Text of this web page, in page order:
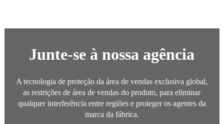
Junte-se à nossa agência
A tecnologia de proteção da área de vendas exclusiva global,
as restrições de área de vendas do produto, para eliminar
qualquer interferência entre regiões e proteger os agentes da
marca da fábrica.